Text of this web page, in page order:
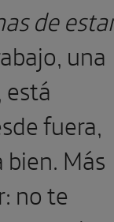
de
una
fuera,
Más
no te